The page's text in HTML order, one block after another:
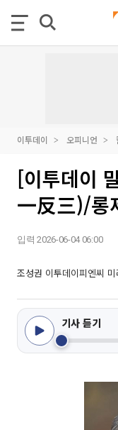
이투데이 오피니언
[이투데이
一反三)/롱
입력 2026-06-04 06:00
조성권 이투데이피엔씨
기사 듣기